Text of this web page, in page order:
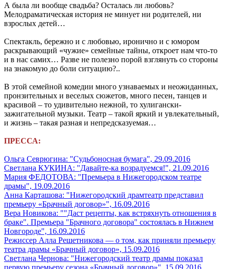
А была ли вообще свадьба? Осталась ли любовь?
Мелодраматическая история не минует ни родителей, ни
взрослых детей…
Спектакль, бережно и с любовью, иронично и с юмором
раскрывающий «чужие» семейные тайны, откроет нам что-то
и в нас самих… Разве не полезно порой взглянуть со стороны
на знакомую до боли ситуацию?..
В этой семейной комедии много узнаваемых и неожиданных,
пронзительных и веселых сюжетов, много песен, танцев и
красивой – то удивительно нежной, то хулигански-
зажигательной музыки. Театр – такой яркий и увлекательный,
и жизнь – такая разная и непредсказуемая…
ПРЕССА:
Ольга Севрюгина: "Судьбоносная бумага", 29.09.2016
Светлана КУКИНА: "Давайте-ка возрадуемся!", 21.09.2016
Мария ФЕДОТОВА: "Премьера в Нижегородском театре
драмы", 19.09.2016
Анна Карташова: "Нижегородский драмтеатр представил
премьеру «Брачный договор»", 16.09.2016
Вера Новикова: ""Даст рецепты, как встряхнуть отношения в
браке". Премьера "Брачного договора" состоялась в Нижнем
Новгороде", 16.09.2016
Режиссер Алла Решетникова — о том, как приняли премьеру
театра драмы «Брачный договор», 15.09.2016
Светлана Чернова: "Нижегородский театр драмы показал
первую премьеру сезона «Брачный договор»", 15.09.2016